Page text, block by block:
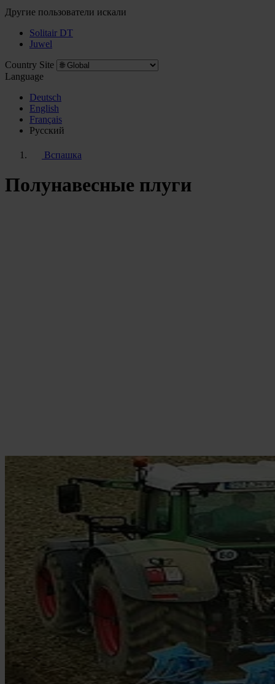
Другие пользователи искали
Solitair DT
Juwel
Country Site
Language
Deutsch
English
Français
Pусский
Вспашка
Полунавесные плуги